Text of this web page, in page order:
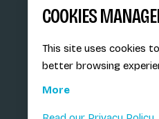
COOKIES
This site uses cookies
better browsing
More